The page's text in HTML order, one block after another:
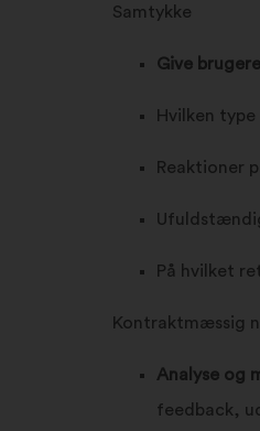
Samtykke
Give
Hvilken
Reaktioner
På hvilket
Kontraktmæssig
Analyse og
feedback,